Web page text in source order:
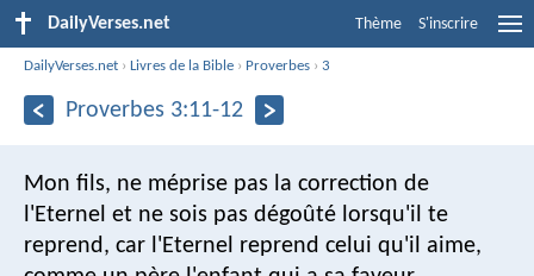
DailyVerses.net Thème S'inscrire
DailyVerses.net ›Livres de la Bible › Proverbes ›3
Proverbes 3:11-12
Mon fils, ne méprise pas la correction de
l'Eternel et ne sois pas dégoûté lorsqu'il te
reprend, car l'Eternel reprend celui qu'il aime,